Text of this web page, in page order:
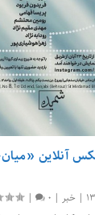
آنلاین
| خبر |
0
|